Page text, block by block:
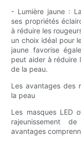
- Lumière jaune :
ses propriétés
à réduire les
un choix idéal pour
jaune favorise
peut aider à réduire
de la peau.
Les avantages des
la peau
Les masques LED
rajeunissement
avantages